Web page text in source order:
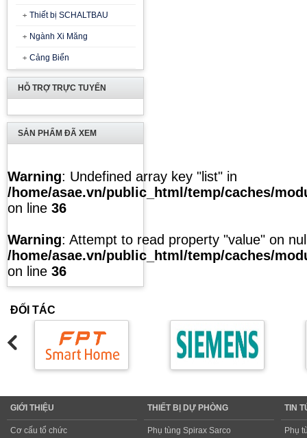
Thiết bị SCHALTBAU
Ngành Xi Măng
Cảng Biển
HỖ TRỢ TRỰC TUYẾN
SẢN PHẨM ĐÃ XEM
Warning: Undefined array key "list" in
/home/asae.vn/public_html/temp/caches/
on line 36
Warning: Attempt to read property "value" on
/home/asae.vn/public_html/temp/caches/
on line 36
ĐỐI TÁC
GIỚI THIỆU
Cơ cấu tổ chức
THIẾT BỊ DỰ PHÒNG
Phụ tùng Spirax Sarco
TIN
Phụ